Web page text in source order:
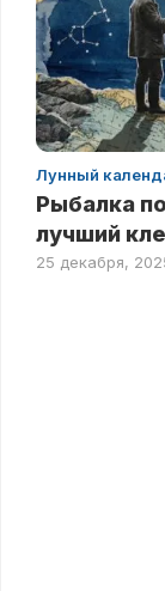
Лунный
Рыбалка
лучший
25 декабря,